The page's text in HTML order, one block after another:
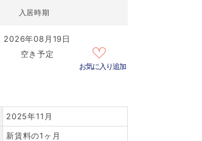
入居時期
2026年08月19日
空き予定
お気に入り追加
2025年11月
新賃料の1ヶ月